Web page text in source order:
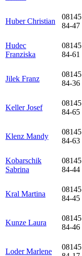
Huber Christian
08145
84-47
Hudec
Franziska
08145
84-61
Jilek Franz
08145
84-36
Keller Josef
08145
84-65
Klenz Mandy
08145
84-63
Kobarschik
Sabrina
08145
84-44
Kral Martina
08145
84-45
Kunze Laura
08145
84-46
Loder Marlene
08145